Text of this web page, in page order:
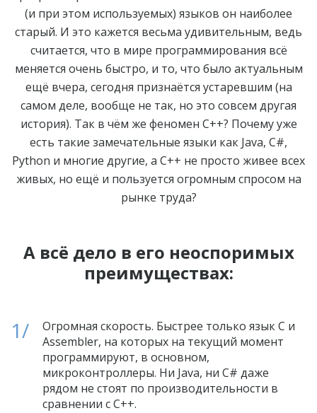
(и при этом используемых) языков он наиболее
старый. И это кажется весьма удивительным, ведь
считается, что в мире программирования всё
меняется очень быстро, и то, что было актуальным
ещё вчера, сегодня признаётся устаревшим (на
самом деле, вообще не так, но это совсем другая
история). Так в чём же феномен C++? Почему уже
есть такие замечательные языки как Java, C#,
Python и многие другие, а C++ не просто живее всех
живых, но ещё и пользуется огромным спросом на
рынке труда?
А всё дело в его неоспоримых
преимуществах:
Огромная скорость. Быстрее только язык C и
Assembler, на которых на текущий момент
программируют, в основном,
микроконтроллеры. Ни Java, ни C# даже
рядом не стоят по производительности в
сравнении с C++.